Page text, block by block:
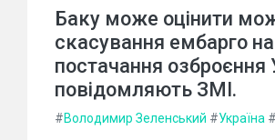
Баку може оцінити
скасування ембарго на
постачання озброєння
повідомляють ЗМІ.
#Володимир Зеленський #Україна #